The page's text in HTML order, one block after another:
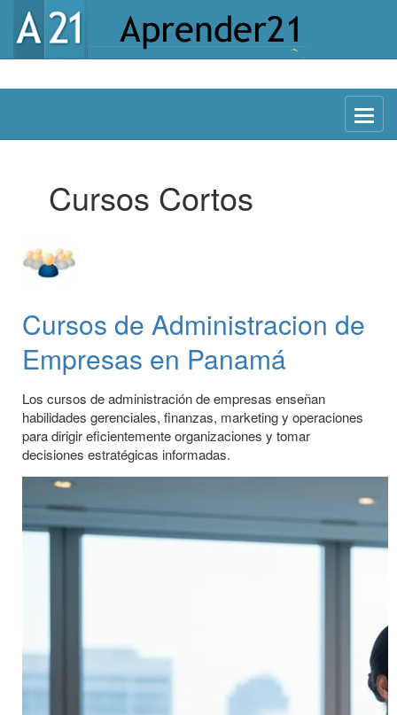
Menu
Cursos Cortos
Cursos de Administracion de
Empresas en Panamá
Los cursos de administración de empresas enseñan
habilidades gerenciales, finanzas, marketing y operaciones
para dirigir eficientemente organizaciones y tomar
decisiones estratégicas informadas.